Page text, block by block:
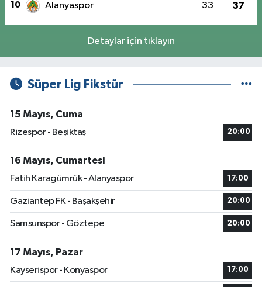
10 Alanyaspor 33 37
Detaylar için tıklayın
Süper Lig Fikstür
15 Mayıs, Cuma
Rizespor - Beşiktaş
20:00
16 Mayıs, Cumartesi
Fatih Karagümrük - Alanyaspor
17:00
Gaziantep FK - Başakşehir 20:00
Samsunspor - Göztepe 20:00
17 Mayıs, Pazar
Kayserispor - Konyaspor
17:00